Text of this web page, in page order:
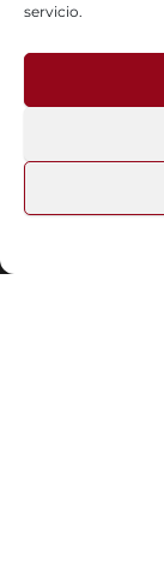
servicio.
Funciona